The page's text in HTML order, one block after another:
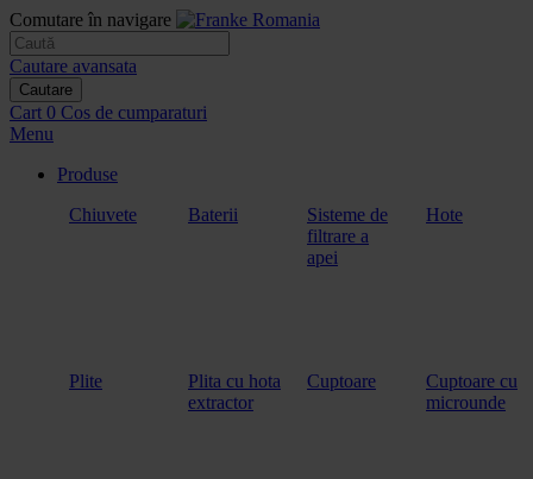
Comutare în navigare
Cautare avansata
Cautare
Cart 0 Cos de cumparaturi
Menu
Produse
Chiuvete
Baterii
Sisteme de
filtrare a
apei
Hote
Plite
Plita cu hota
extractor
Cuptoare
Cuptoare cu
microunde